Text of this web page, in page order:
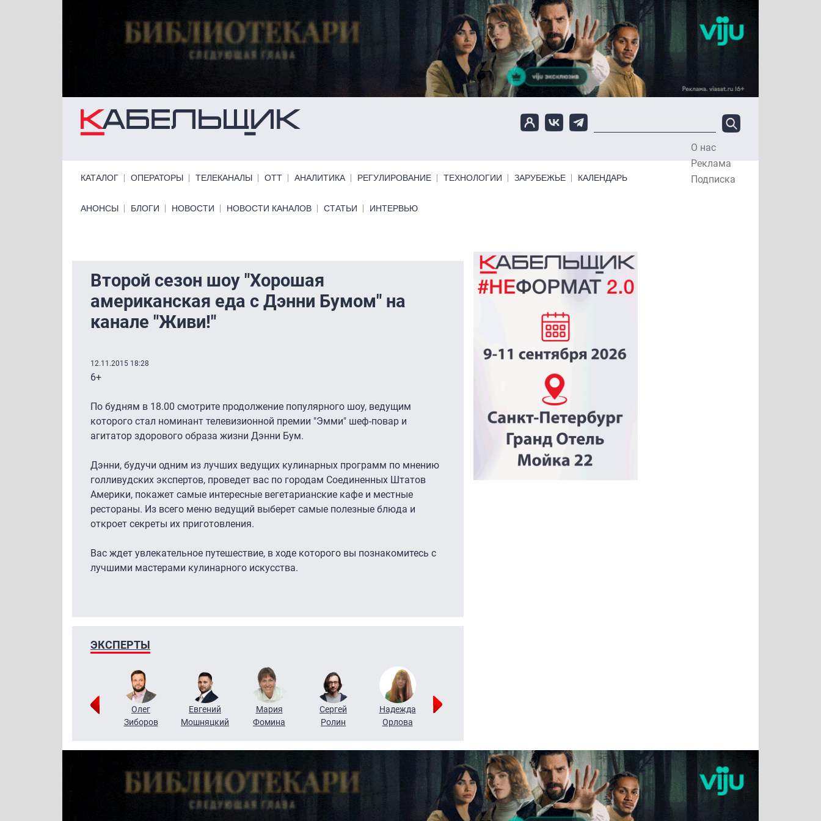
О нас
Реклама
Подписка
КАТАЛОГ ОПЕРАТОРЫ ТЕЛЕКАНАЛЫ ОТТ АНАЛИТИКА РЕГУЛИРОВАНИЕ ТЕХНОЛОГИИ ЗАРУБЕЖЬЕ КАЛЕНДАРЬ
Primary links bottom
АНОНСЫ БЛОГИ НОВОСТИ НОВОСТИ КАНАЛОВ СТАТЬИ ИНТЕРВЬЮ
Второй сезон шоу "Хорошая
американская еда с Дэнни Бумом" на
канале "Живи!"
12.11.2015 18:28
6+
По будням в 18.00 смотрите продолжение популярного шоу, ведущим
которого стал номинант телевизионной премии "Эмми" шеф-повар и
агитатор здорового образа жизни Дэнни Бум.
Дэнни, будучи одним из лучших ведущих кулинарных программ по мнению
голливудских экспертов, проведет вас по городам Соединенных Штатов
Америки, покажет самые интересные вегетарианские кафе и местные
рестораны. Из всего меню ведущий выберет самые полезные блюда и
откроет секреты их приготовления.
Вас ждет увлекательное путешествие, в ходе которого вы познакомитесь с
лучшими мастерами кулинарного искусства.
ЭКСПЕРТЫ
Григорий
Олег
Зиборов
Евгений
Мошняцкий
Мария
Фомина
Сергей
Ролин
Надежда
Орлова